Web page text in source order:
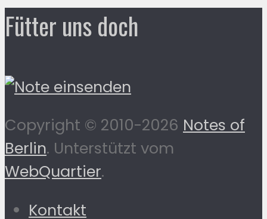
Fütter uns doch
Copyright © 2010-2026 Notes of
Berlin. Unterstützt vom
WebQuartier.
Kontakt